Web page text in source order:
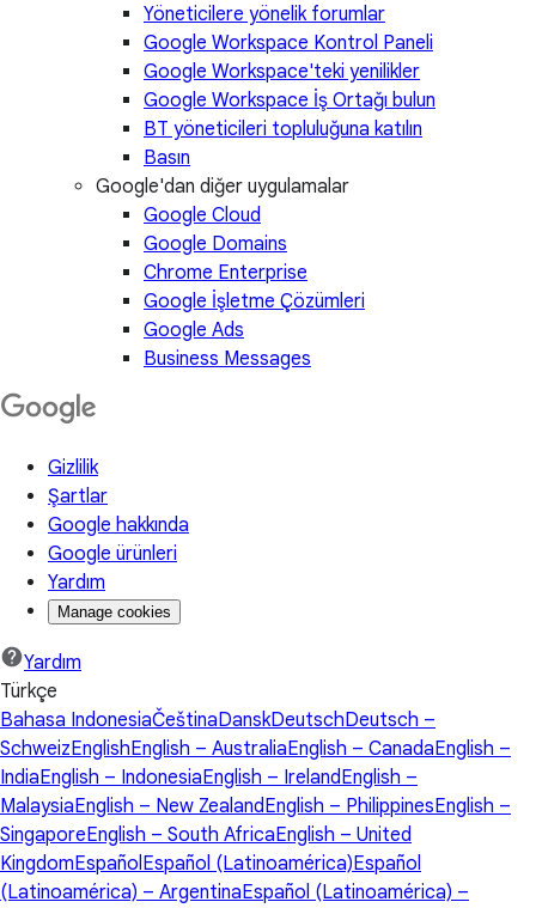
Yöneticilere yönelik forumlar
Google Workspace Kontrol Paneli
Google Workspace'teki yenilikler
Google Workspace İş Ortağı bulun
BT yöneticileri topluluğuna katılın
Basın
Google'dan diğer uygulamalar
Google Cloud
Google Domains
Chrome Enterprise
Google İşletme Çözümleri
Google Ads
Business Messages
Gizlilik
Şartlar
Google hakkında
Google ürünleri
Yardım
Manage cookies
Yardım
Türkçe
Bahasa IndonesiaČeštinaDanskDeutschDeutsch –
SchweizEnglishEnglish – AustraliaEnglish – CanadaEnglish –
IndiaEnglish – IndonesiaEnglish – IrelandEnglish –
MalaysiaEnglish – New ZealandEnglish – PhilippinesEnglish –
SingaporeEnglish – South AfricaEnglish – United
KingdomEspañolEspañol (Latinoamérica)Español
(Latinoamérica) – ArgentinaEspañol (Latinoamérica) –